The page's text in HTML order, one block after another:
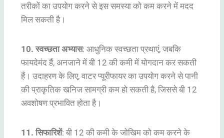
तरीकों का उपयोग करने से इस समस्या को कम करने में मदद
मिल सकती है।
10. स्वच्छता अभ्यास: आधुनिक स्वच्छता प्रथाएं, जबकि
फायदेमंद हैं, अनजाने में बी 12 की कमी में योगदान कर सकती
हैं। उदाहरण के लिए, वाटर प्यूरीफायर का उपयोग करने से पानी
की प्राकृतिक खनिज सामग्री कम हो सकती है, जिससे बी 12
अवशोषण प्रभावित होता है।
11. सिफारिशें: बी 12 की कमी के जोखिम को कम करने के